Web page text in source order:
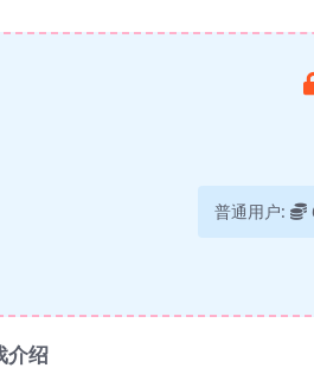
普通用户:
介绍